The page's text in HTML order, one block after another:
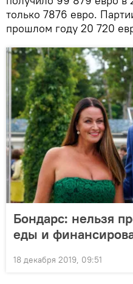
только 7876 евро.
прошлом году 20 720
Бондарс: нельзя
еды и
18 декабря 2019, 09:51